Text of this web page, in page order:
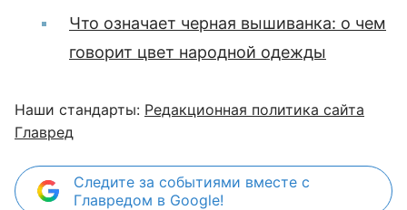
Что означает черная вышиванка: о чем
говорит цвет народной одежды
Наши стандарты: Редакционная политика сайта
Главред
Следите за событиями вместе с
Главредом в Google!